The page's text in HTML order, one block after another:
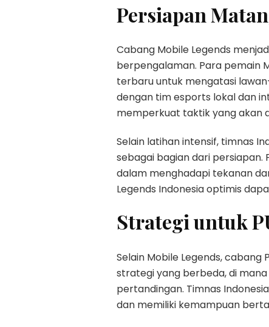
Persiapan
Cabang Mobile Legends
berpengalaman. Para pemain
terbaru untuk mengatasi
dengan tim esports lokal dan
memperkuat taktik yang akan
Selain latihan intensif, timnas
sebagai bagian dari
dalam menghadapi tekanan
Legends Indonesia optimis
Strategi untuk
Selain Mobile Legends, cabang
strategi yang berbeda, di
pertandingan. Timnas
dan memiliki kemampuan